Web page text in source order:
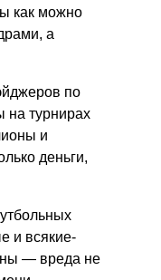
как можно
а
по
на турнирах
и
деньги,
и всякие-
— вреда не